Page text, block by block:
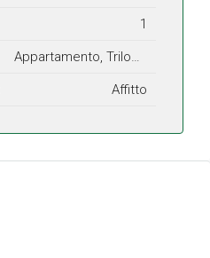
1
Appartamento, Trilocale
Affitto